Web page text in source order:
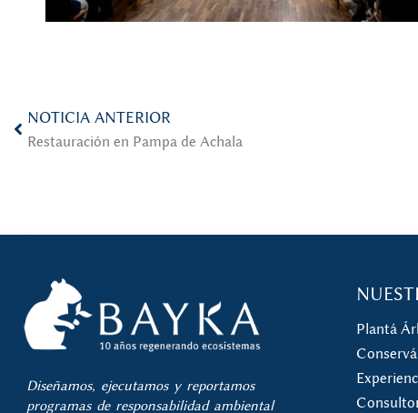
NOTICIA ANTERIOR
Restauración en Pampa de Achala
Diseñamos, ejecutamos y reportamos
programas de responsabilidad ambiental
Plantá